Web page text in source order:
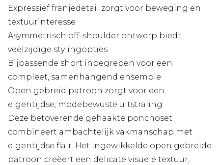
Expressief franjedetail zorgt voor beweging en
textuurinteresse
Asymmetrisch off-shoulder ontwerp biedt
veelzijdige stylingopties
Bijpassende short inbegrepen voor een
compleet, samenhangend ensemble
Open gebreid patroon zorgt voor een
eigentijdse, modebewuste uitstraling
Deze betoverende gehaakte ponchoset
combineert ambachtelijk vakmanschap met
eigentijdse flair. Het ingewikkelde open gebreide
patroon creëert een delicate visuele textuur,